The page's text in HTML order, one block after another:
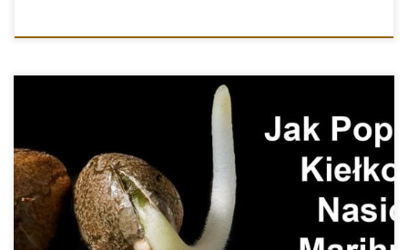
Metody Kiełkowania Nasion oraz Najczęściej Popełniane Błędy
Właśnie kupiłeś nasiona […]